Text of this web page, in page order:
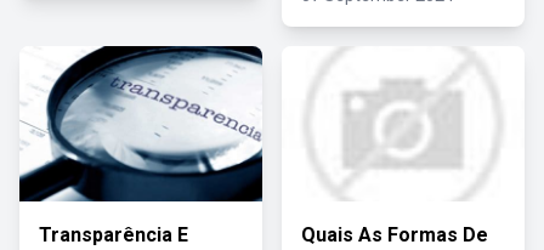
Transparência E Quais As Formas De